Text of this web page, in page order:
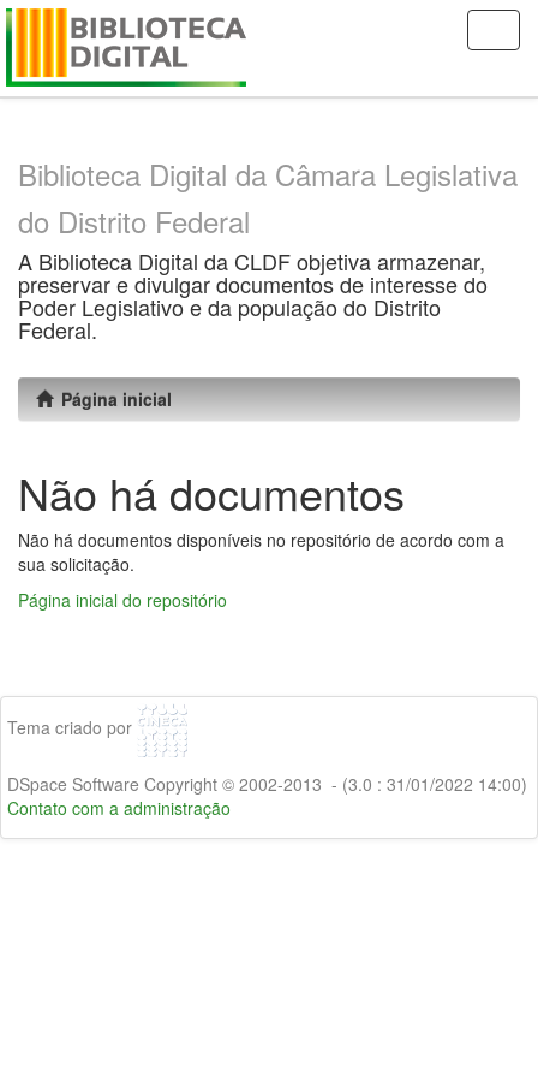
Skip
Biblioteca Digital da Câmara Legislativa
do Distrito Federal
A Biblioteca Digital da CLDF objetiva armazenar,
preservar e divulgar documentos de interesse do
Poder Legislativo e da população do Distrito
Federal.
Página inicial
Não há documentos
Não há documentos disponíveis no repositório de acordo com a
sua solicitação.
Página inicial do repositório
Tema criado por
DSpace Software Copyright © 2002-2013 - (3.0 : 31/01/2022 14:00)
Contato com a administração